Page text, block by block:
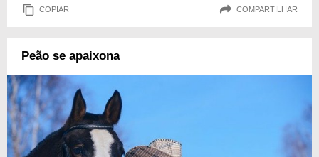
COPIAR COMPARTILHAR
Peão se apaixona